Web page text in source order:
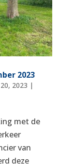
2023
2023 |
met de
van
deze